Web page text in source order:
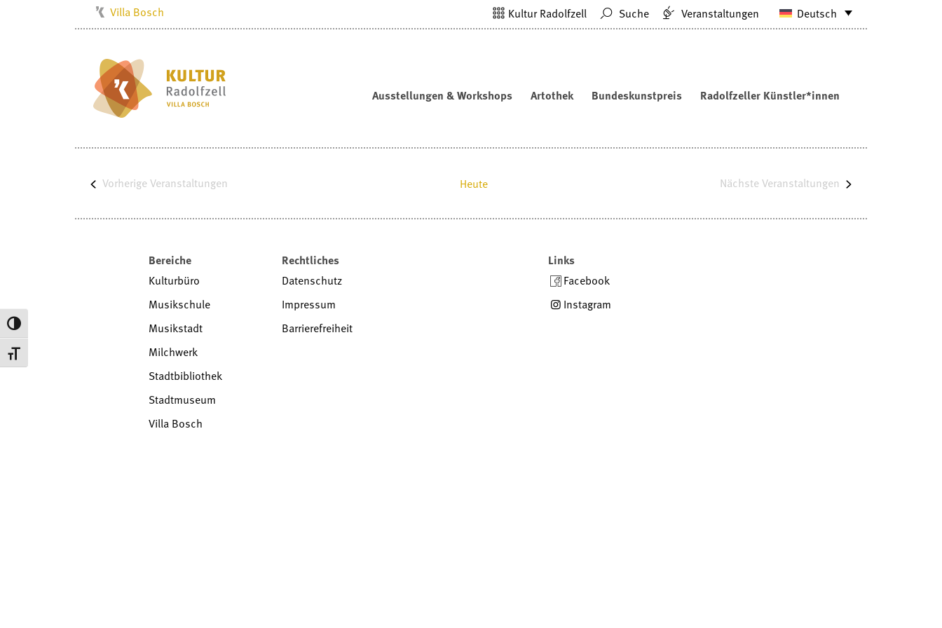
Umschalten auf hohe Kontraste
Schrift vergrößern
Milchwerk
Musikschule
Stadtarchiv
Villa Bosch
Radolfzell1200
Deutsch
Kultur Radolfzell Suche Veranstaltungen
Ausstellungen & Workshops Artothek Bundeskunstpreis Radolfzeller Künstler*innen
Vorherige Veranstaltungen Heute Nächste Veranstaltungen
Bereiche
Kulturbüro
Musikschule
Musikstadt
Milchwerk
Stadtbibliothek
Stadtmuseum
Villa Bosch
Rechtliches
Datenschutz
Impressum
Barrierefreiheit
Links
Facebook
Instagram